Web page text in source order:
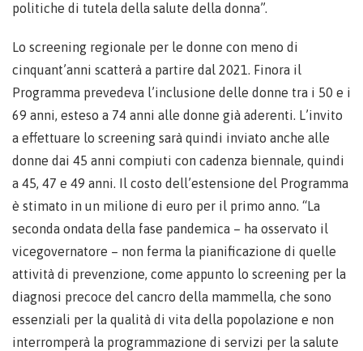
politiche di tutela della salute della donna”.
Lo screening regionale per le donne con meno di
cinquant’anni scatterà a partire dal 2021. Finora il
Programma prevedeva l’inclusione delle donne tra i 50 e i
69 anni, esteso a 74 anni alle donne già aderenti. L’invito
a effettuare lo screening sarà quindi inviato anche alle
donne dai 45 anni compiuti con cadenza biennale, quindi
a 45, 47 e 49 anni. Il costo dell’estensione del Programma
è stimato in un milione di euro per il primo anno. “La
seconda ondata della fase pandemica – ha osservato il
vicegovernatore – non ferma la pianificazione di quelle
attività di prevenzione, come appunto lo screening per la
diagnosi precoce del cancro della mammella, che sono
essenziali per la qualità di vita della popolazione e non
interromperà la programmazione di servizi per la salute